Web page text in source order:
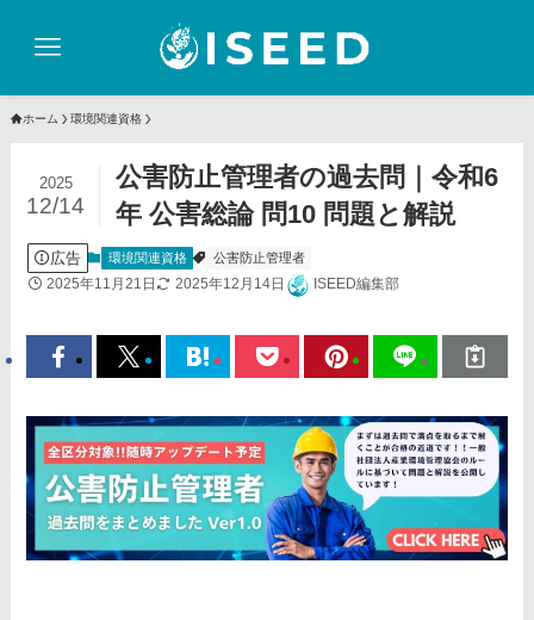
ホーム 環境関連資格
公害防止管理者の過去問｜令和6
年 公害総論 問10 問題と解説
2025
12/14
広告 環境関連資格 公害防止管理者
2025年11月21日 2025年12月14日 ISEED編集部